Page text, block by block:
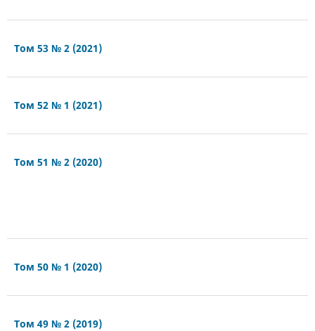
Том 53 № 2 (2021)
Том 52 № 1 (2021)
Том 51 № 2 (2020)
Том 50 № 1 (2020)
Том 49 № 2 (2019)